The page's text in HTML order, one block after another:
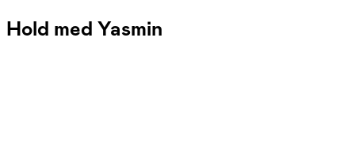
Hold med Yasmin